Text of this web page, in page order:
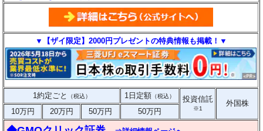
▼【ザイ限定】2000円プレゼントの特典情報も掲載！▼
1約定ごと （税込） 1日定額 （税込） 投資信託
※1
外国株
10万円
20万円 50万円 50万円